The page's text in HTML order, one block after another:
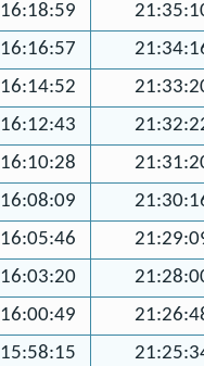
16:18:59
16:16:57
16:14:52
16:12:43
16:10:28
16:08:09
16:05:46
16:03:20
16:00:49
15:58:15